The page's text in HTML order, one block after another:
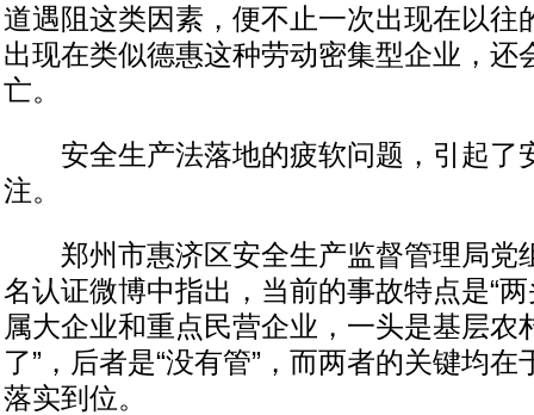
道遇阻这类因素，便不止一次出现在以往
出现在类似德惠这种劳动密集型企业，还
亡。
安全生产法落地的疲软问题，引起了
注。
郑州市惠济区安全生产监督管理局党
名认证微博中指出，当前的事故特点是“
属大企业和重点民营企业，一头是基层农
了”，后者是“没有管”，而两者的关键均
落实到位。